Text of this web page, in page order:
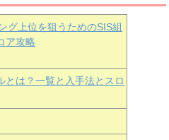
グ上位を狙うためのSIS組
ア攻略
とは？一覧と入手法とスロ